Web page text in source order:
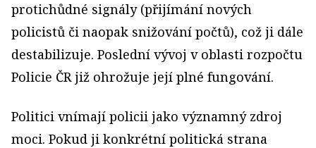
protichůdné signály (přijímání nových
policistů či naopak snižování počtů), což ji dále
destabilizuje. Poslední vývoj v oblasti rozpočtu
Policie ČR již ohrožuje její plné fungování.
Politici vnímají policii jako významný zdroj
moci. Pokud ji konkrétní politická strana